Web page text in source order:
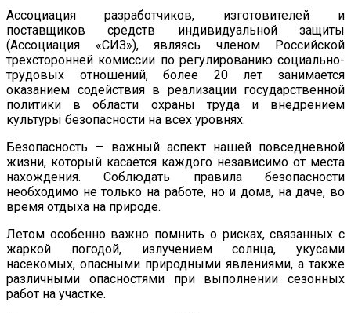
Ассоциация разработчиков, изготовителей и
поставщиков средств индивидуальной защиты
(Ассоциация «СИЗ»), являясь членом Российской
трехсторонней комиссии по регулированию социально-
трудовых отношений, более 20 лет занимается
оказанием содействия в реализации государственной
политики в области охраны труда и внедрением
культуры безопасности на всех уровнях.
Безопасность — важный аспект нашей повседневной
жизни, который касается каждого независимо от места
нахождения. Соблюдать правила безопасности
необходимо не только на работе, но и дома, на даче, во
время отдыха на природе.
Летом особенно важно помнить о рисках, связанных с
жаркой погодой, излучением солнца, укусами
насекомых, опасными природными явлениями, а также
различными опасностями при выполнении сезонных
работ на участке.